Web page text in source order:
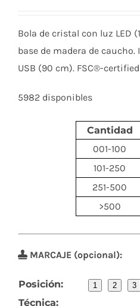
Bola de cristal con luz LED
base de madera de
USB (90 cm). FSC®-certified
5982 disponibles
Cantidad
001-100
101-250
251-500
>500
MARCAJE (opcional):
Posición: 1 2 3
Técnica: